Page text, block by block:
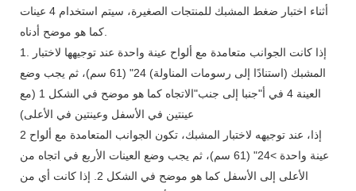
أثناء اختبار ضغط المشبك للمنتجات الصغيرة، سيتم استخدام 4 عينات
1. إذا كانت الجوانب متعامدة مع ألواح عينة واحدة عند توجيهها لاختبار
المشبك (استنادًا إلى رسومات المناولة) 24" (61 سم)، ثم يجب وضع
العينة 4 في أ"جنبا إلى جنب"الاتجاه كما هو موضح في الشكل 1 (مع
عينتين في الأسفل وعينتين في الأعلى)
2 إذا، عند توجيهه لاختبار المشبك، تكون الجوانب المتعامدة مع ألواح
عينة واحدة >24" (61 سم)، ثم يجب وضع العينات الأربع في اتجاه من
الأعلى إلى الأسفل كما هو موضح في الشكل 2. إذا كانت أي من